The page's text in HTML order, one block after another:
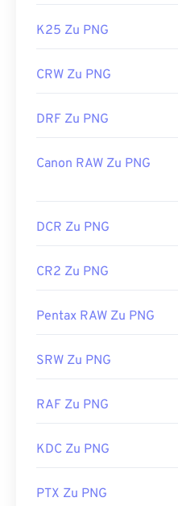
K25 Zu PNG
CRW Zu PNG
DRF Zu PNG
Canon RAW Zu PNG
DCR Zu PNG
CR2 Zu PNG
Pentax RAW Zu PNG
SRW Zu PNG
RAF Zu PNG
KDC Zu PNG
PTX Zu PNG